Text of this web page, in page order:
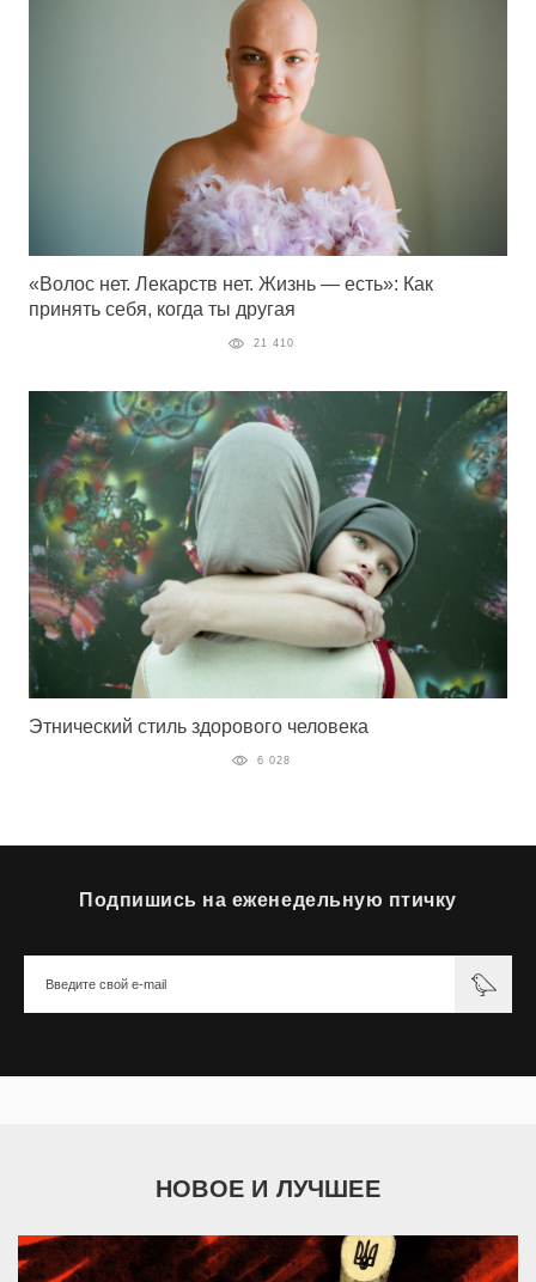
«Волос нет. Лекарств нет. Жизнь — есть»: Как
принять себя, когда ты другая
21 410
Этнический стиль здорового человека
6 028
Подпишись на еженедельную птичку
НОВОЕ И ЛУЧШЕЕ